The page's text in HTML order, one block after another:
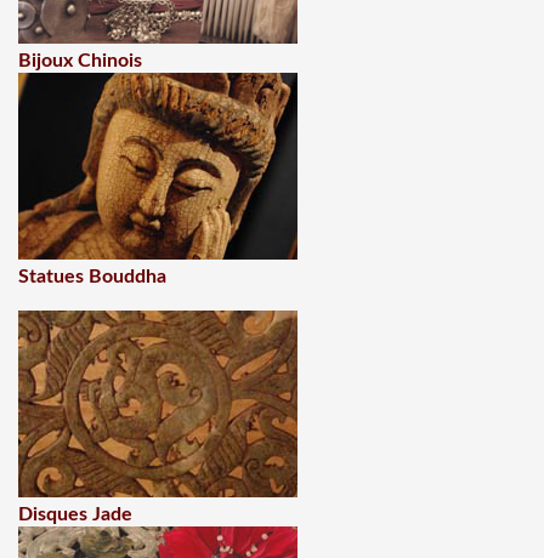
Bijoux Chinois
Statues Bouddha
Disques Jade